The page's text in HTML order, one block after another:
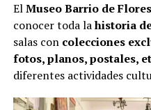
ElMuseo Barrio de Flores
conocer toda lahistoria
salas con colecciones
fotos, planos, postales,
diferentes actividades